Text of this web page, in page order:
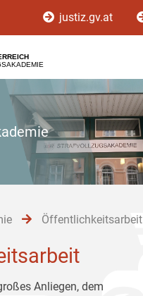
justiz.gv.at
Öffentlichkeitsarbeit
Anliegen, dem